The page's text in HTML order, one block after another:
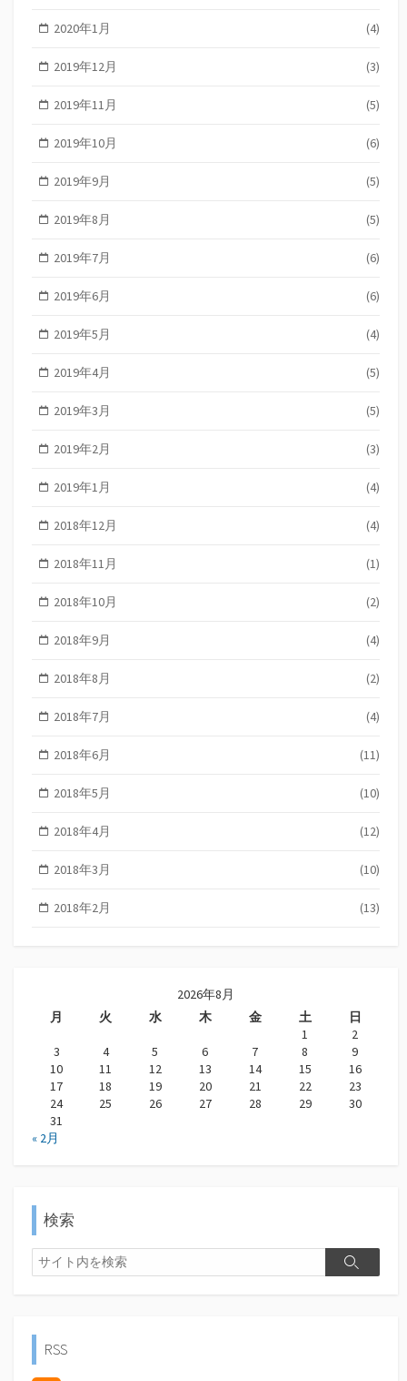
2020年1月 (4)
2019年12月 (3)
2019年11月 (5)
2019年10月 (6)
2019年9月 (5)
2019年8月 (5)
2019年7月 (6)
2019年6月 (6)
2019年5月 (4)
2019年4月 (5)
2019年3月 (5)
2019年2月 (3)
2019年1月 (4)
2018年12月 (4)
2018年11月 (1)
2018年10月 (2)
2018年9月 (4)
2018年8月 (2)
2018年7月 (4)
2018年6月 (11)
2018年5月 (10)
2018年4月 (12)
2018年3月 (10)
2018年2月 (13)
2026年8月
月
火 水 木 金 土 日
« 2月
1
2
3
4 5 6 7 8
9
10
11 12 13 14 15
16
17
18 19 20 21 22
23
24
25 26 27 28 29
30
31
検索
検
索
検
RSS